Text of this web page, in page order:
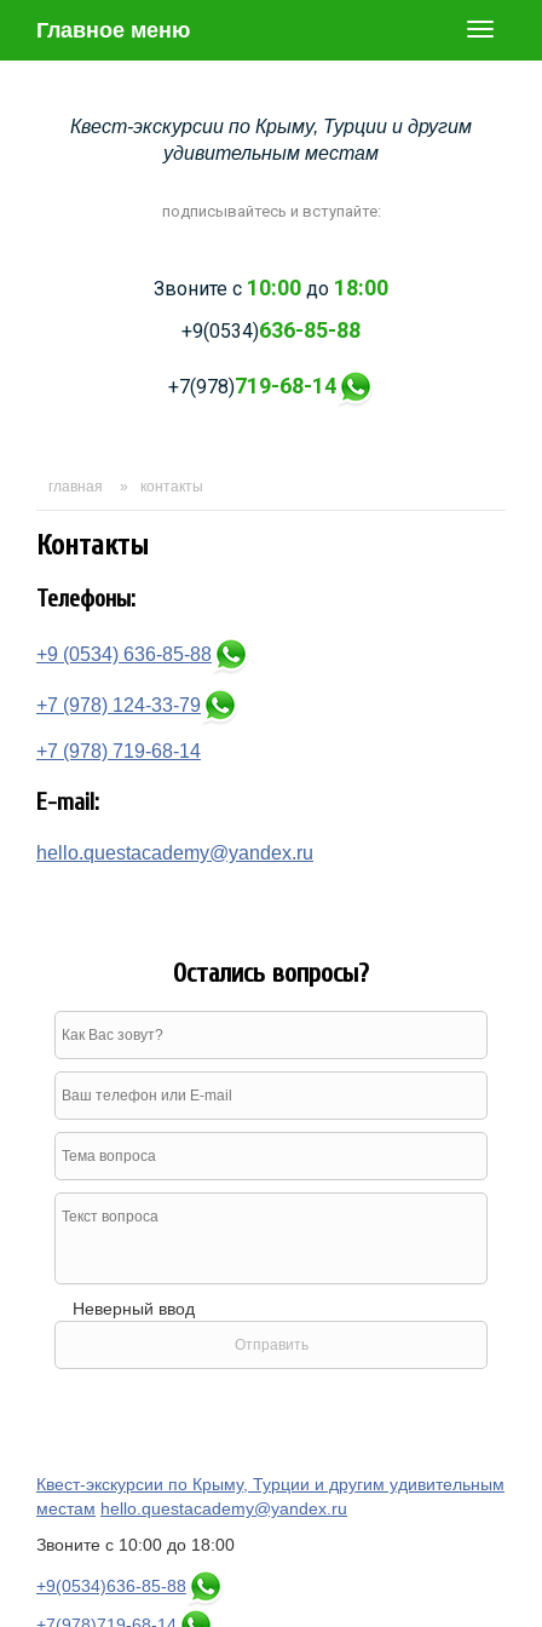
Toggle
Главное меню
Квест-экскурсии по Крыму, Турции и другим
удивительным местам
подписывайтесь и вступайте:
Звоните с 10:00 до 18:00
+9(0534)636-85-88
+7(978)719-68-14
главная » контакты
Контакты
Телефоны:
+9 (0534) 636-85-88
+7 (978) 124-33-79
+7 (978) 719-68-14
E-mail:
hello.questacademy@yandex.ru
Остались вопросы?
Неверный ввод
Квест-экскурсии по Крыму, Турции и другим удивительным
местам hello.questacademy@yandex.ru
Звоните с 10:00 до 18:00
+9(0534)636-85-88